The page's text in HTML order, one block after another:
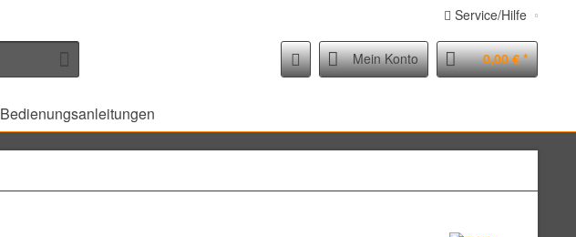
Service/Hilfe
Mein Konto 0,00 € *
Bedienungsanleitungen